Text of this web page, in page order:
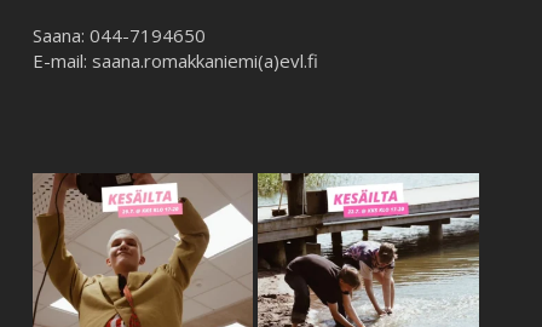
Saana: 044-7194650
E-mail: saana.romakkaniemi(a)evl.fi